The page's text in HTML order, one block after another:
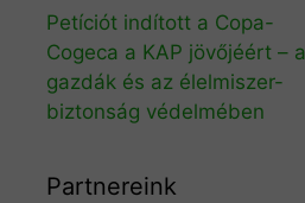
Petíciót indított a Copa-
Cogeca a KAP jövőjéért – a
gazdák és az élelmiszer-
biztonság védelmében
Partnereink